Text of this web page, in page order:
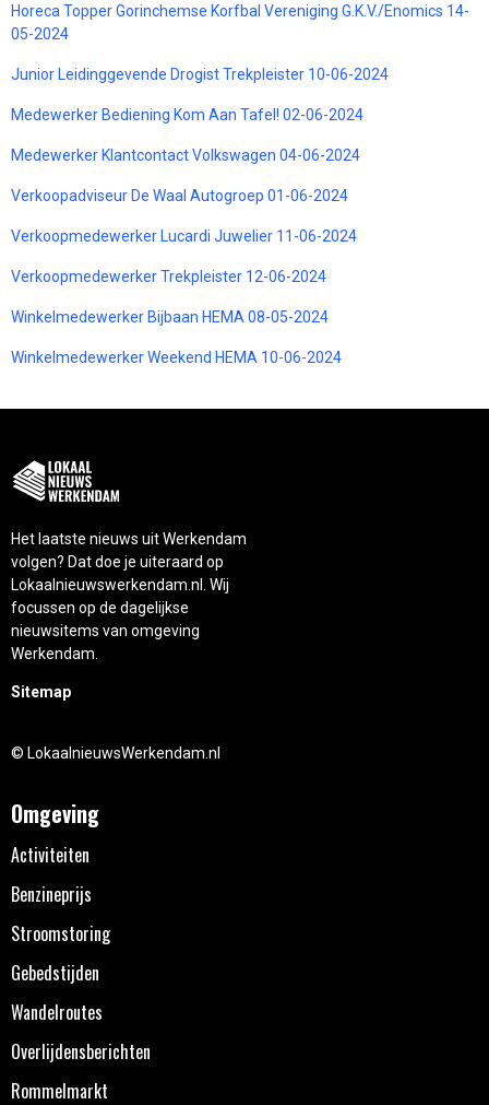
Horeca Topper Gorinchemse Korfbal Vereniging G.K.V./Enomics 14-
05-2024
Junior Leidinggevende Drogist Trekpleister 10-06-2024
Medewerker Bediening Kom Aan Tafel! 02-06-2024
Medewerker Klantcontact Volkswagen 04-06-2024
Verkoopadviseur De Waal Autogroep 01-06-2024
Verkoopmedewerker Lucardi Juwelier 11-06-2024
Verkoopmedewerker Trekpleister 12-06-2024
Winkelmedewerker Bijbaan HEMA 08-05-2024
Winkelmedewerker Weekend HEMA 10-06-2024
Het laatste nieuws uit Werkendam
volgen? Dat doe je uiteraard op
Lokaalnieuwswerkendam.nl. Wij
focussen op de dagelijkse
nieuwsitems van omgeving
Werkendam.
Sitemap
© LokaalnieuwsWerkendam.nl
Omgeving
Activiteiten
Benzineprijs
Stroomstoring
Gebedstijden
Wandelroutes
Overlijdensberichten
Rommelmarkt